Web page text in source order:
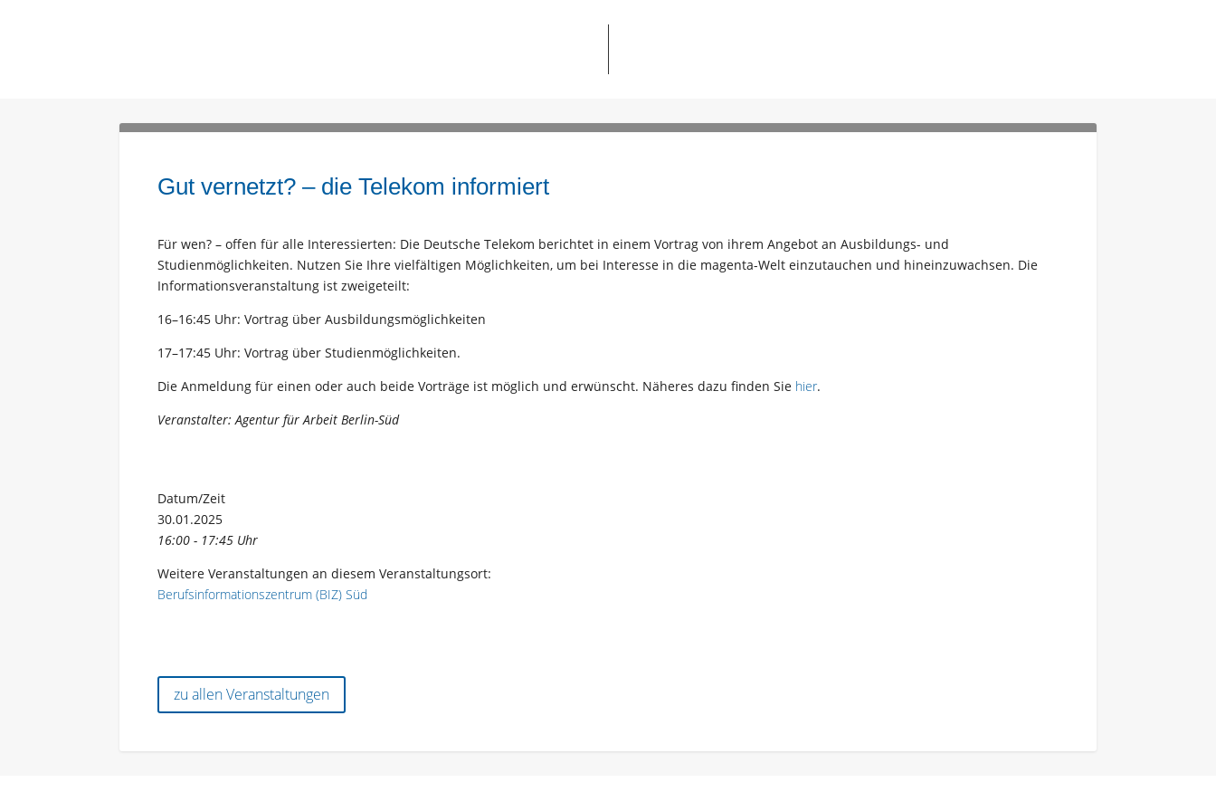
Gut vernetzt? – die Telekom informiert
Für wen? – offen für alle Interessierten: Die Deutsche Telekom berichtet in einem Vortrag von ihrem Angebot an Ausbildungs- und
Studienmöglichkeiten. Nutzen Sie Ihre vielfältigen Möglichkeiten, um bei Interesse in die magenta-Welt einzutauchen und hineinzuwachsen. Die
Informationsveranstaltung ist zweigeteilt:
16–16:45 Uhr: Vortrag über Ausbildungsmöglichkeiten
17–17:45 Uhr: Vortrag über Studienmöglichkeiten.
Die Anmeldung für einen oder auch beide Vorträge ist möglich und erwünscht. Näheres dazu finden Sie hier.
Veranstalter: Agentur für Arbeit Berlin-Süd
Datum/Zeit
30.01.2025
16:00 - 17:45 Uhr
Weitere Veranstaltungen an diesem Veranstaltungsort:
Berufsinformationszentrum (BIZ) Süd
zu allen Veranstaltungen